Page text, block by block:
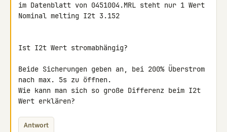
im Datenblatt von 0451004.MRL steht nur 1 Wert
Nominal melting I2t 3.152
Ist I2t Wert stromabhängig?
Beide Sicherungen geben an, bei 200% Überstrom
nach max. 5s zu öffnen.
Wie kann man sich so große Differenz beim I2t
Wert erklären?
Antwort